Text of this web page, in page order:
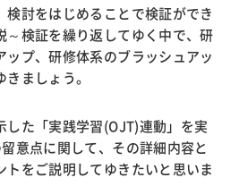
検討をはじめることで検証ができ
～検証を繰り返してゆく中で、研
ップ、研修体系のブラッシュアッ
ましょう。
た「実践学習(OJT)連動」を実
意点に関して、その詳細内容と
トをご説明してゆきたいと思いま